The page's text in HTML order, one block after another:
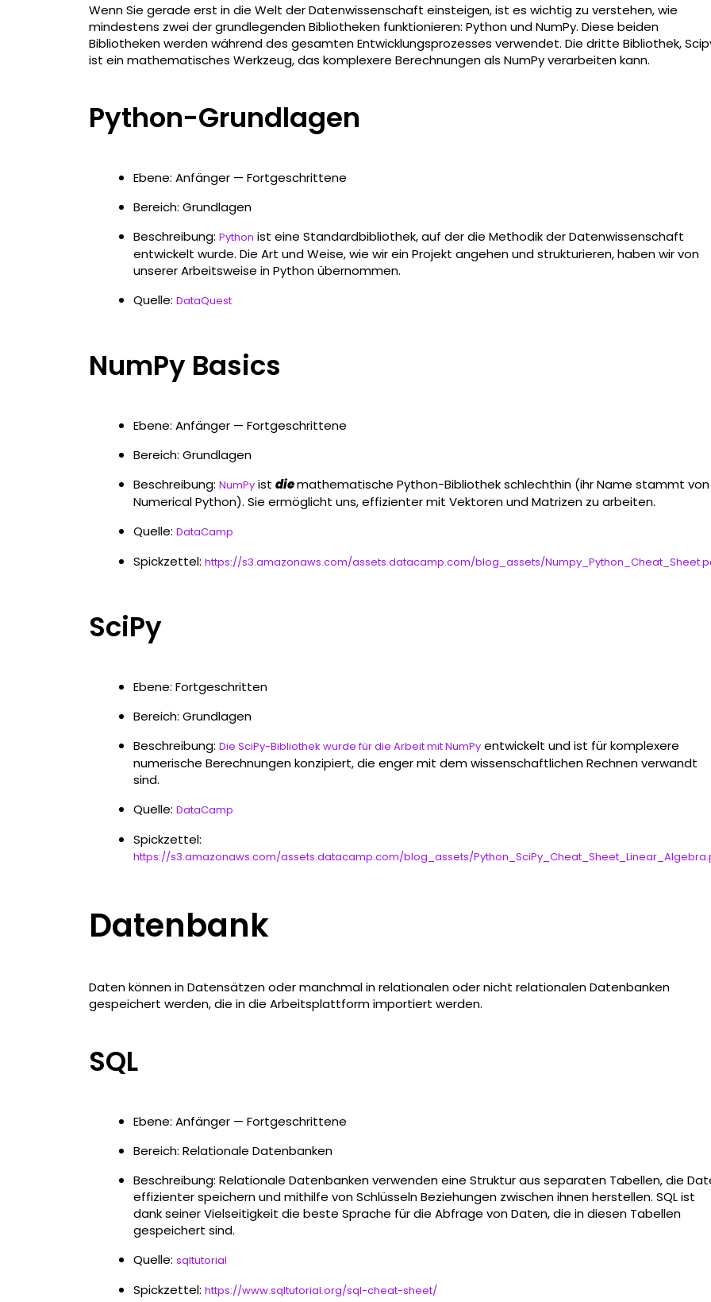
Wenn Sie gerade erst in die Welt der Datenwissenschaft einsteigen, ist es wichtig zu verstehen, wie
mindestens zwei der grundlegenden Bibliotheken funktionieren: Python und NumPy. Diese beiden
Bibliotheken werden während des gesamten Entwicklungsprozesses verwendet. Die dritte Bibliothek,
ist ein mathematisches Werkzeug, das komplexere Berechnungen als NumPy verarbeiten kann.
Python-Grundlagen
Ebene: Anfänger — Fortgeschrittene
Bereich: Grundlagen
Beschreibung: Python ist eine Standardbibliothek, auf der die Methodik der Datenwissenschaft
entwickelt wurde. Die Art und Weise, wie wir ein Projekt angehen und strukturieren, haben wir von
unserer Arbeitsweise in Python übernommen.
Quelle: DataQuest
NumPy Basics
Ebene: Anfänger — Fortgeschrittene
Bereich: Grundlagen
Beschreibung: NumPy ist diemathematische Python-Bibliothek schlechthin (ihr Name stammt von
Numerical Python). Sie ermöglicht uns, effizienter mit Vektoren und Matrizen zu arbeiten.
Quelle: DataCamp
Spickzettel: https://s3.amazonaws.com/assets.datacamp.com/blog_assets/
SciPy
Ebene: Fortgeschritten
Bereich: Grundlagen
Beschreibung: Die SciPy-Bibliothek wurde für die Arbeit mit NumPy entwickelt und ist für komplexere
numerische Berechnungen konzipiert, die enger mit dem wissenschaftlichen Rechnen verwandt
sind.
Quelle: DataCamp
Spickzettel:
https://s3.amazonaws.com/assets.datacamp.com/blog_assets/
Datenbank
Daten können in Datensätzen oder manchmal in relationalen oder nicht relationalen Datenbanken
gespeichert werden, die in die Arbeitsplattform importiert werden.
SQL
Ebene: Anfänger — Fortgeschrittene
Bereich: Relationale Datenbanken
Beschreibung: Relationale Datenbanken verwenden eine Struktur aus separaten Tabellen, die
effizienter speichern und mithilfe von Schlüsseln Beziehungen zwischen ihnen herstellen. SQL ist
dank seiner Vielseitigkeit die beste Sprache für die Abfrage von Daten, die in diesen Tabellen
gespeichert sind.
Quelle: sqltutorial
Spickzettel: https://www.sqltutorial.org/sql-cheat-sheet/